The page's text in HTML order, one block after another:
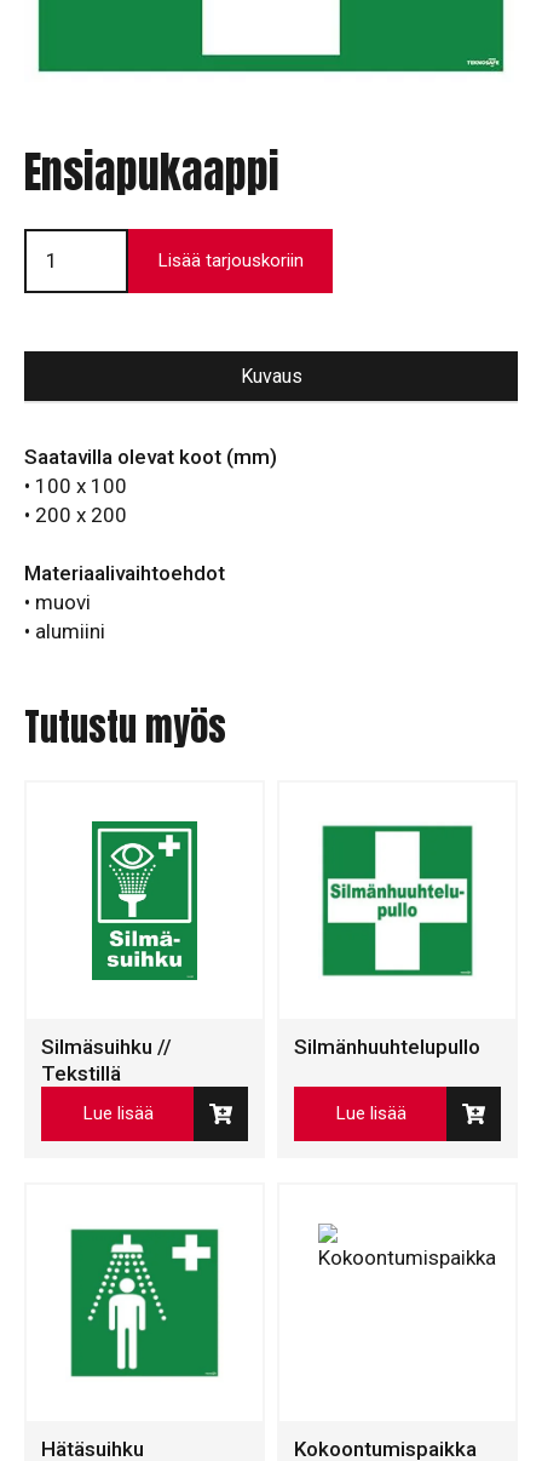
Ensiapukaappi
Ensiapukaappi
määrä
Lisää tarjouskoriin
Kuvaus
Saatavilla olevat koot (mm)
• 100 x 100
• 200 x 200
Materiaalivaihtoehdot
• muovi
• alumiini
Tutustu myös
Silmäsuihku //
Tekstillä
Lue lisää
Silmänhuuhtelupullo
Lue lisää
Hätäsuihku Kokoontumispaikka